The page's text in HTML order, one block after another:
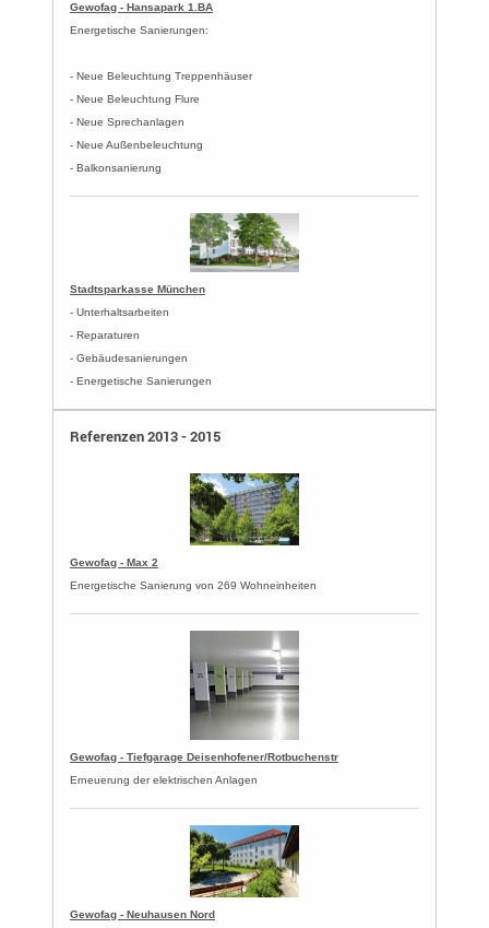
Gewofag - Hansapark 1.BA
Energetische Sanierungen:
- Neue Beleuchtung Treppenhäuser
- Neue Beleuchtung Flure
- Neue Sprechanlagen
- Neue Außenbeleuchtung
- Balkonsanierung
Stadtsparkasse München
- Unterhaltsarbeiten
- Reparaturen
- Gebäudesanierungen
- Energetische Sanierungen
Referenzen 2013 - 2015
Gewofag - Max 2
Energetische Sanierung von 269 Wohneinheiten
Gewofag - Tiefgarage Deisenhofener/Rotbuchenstr
Erneuerung der elektrischen Anlagen
Gewofag - Neuhausen Nord